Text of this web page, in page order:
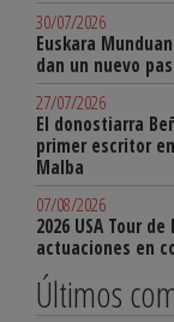
30/07/2026
Euskara
dan un nuevo
27/07/2026
El donostiarra
primer escritor
Malba
07/08/2026
2026 USA Tour
actuaciones en
Últimos